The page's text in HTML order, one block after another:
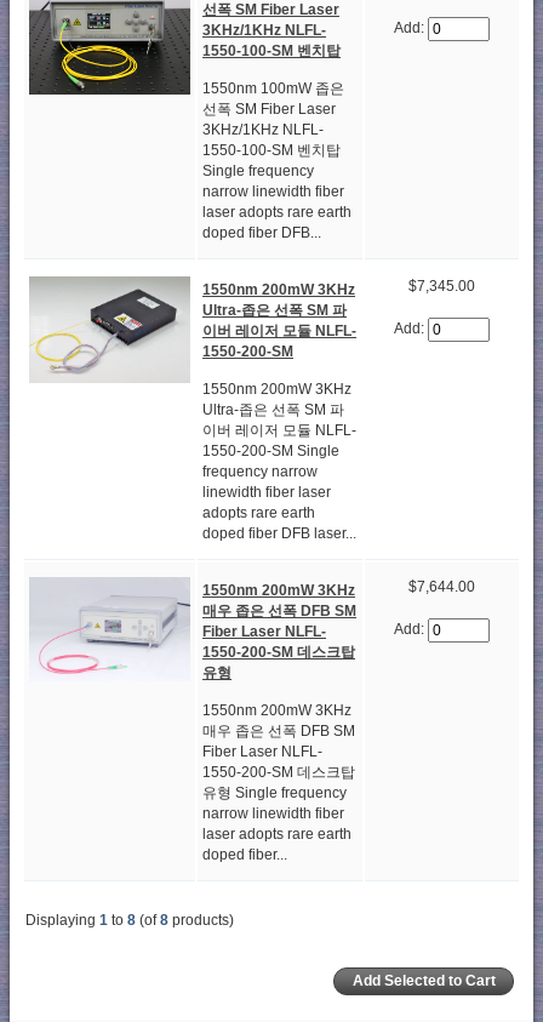
선폭 SM Fiber Laser
3KHz/1KHz NLFL-
1550-100-SM 벤치탑
1550nm 100mW 좁은
선폭 SM Fiber Laser
3KHz/1KHz NLFL-
1550-100-SM 벤치탑
Single frequency
narrow linewidth fiber
laser adopts rare earth
doped fiber DFB...
Add:
1550nm 200mW 3KHz
Ultra-좁은 선폭 SM 파
이버 레이저 모듈 NLFL-
1550-200-SM
1550nm 200mW 3KHz
Ultra-좁은 선폭 SM 파
이버 레이저 모듈 NLFL-
1550-200-SM Single
frequency narrow
linewidth fiber laser
adopts rare earth
doped fiber DFB laser...
$7,345.00
Add:
1550nm 200mW 3KHz
매우 좁은 선폭 DFB SM
Fiber Laser NLFL-
1550-200-SM 데스크탑
유형
1550nm 200mW 3KHz
매우 좁은 선폭 DFB SM
Fiber Laser NLFL-
1550-200-SM 데스크탑
유형 Single frequency
narrow linewidth fiber
laser adopts rare earth
doped fiber...
$7,644.00
Add:
Displaying 1 to 8 (of8 products)